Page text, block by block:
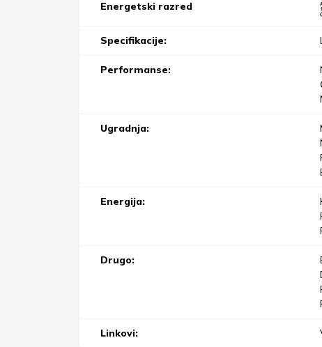
Energetski razred
Specifikacije:
Performanse:
Ugradnja:
Energija:
Drugo:
Linkovi: